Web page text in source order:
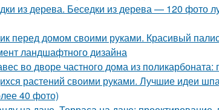
из дерева. Беседки из дерева — 120 фото
перед домом своими руками. Красивый
ландшафтного дизайна
во дворе частного дома из
растений своими руками. Лучшие идеи
40 фото)